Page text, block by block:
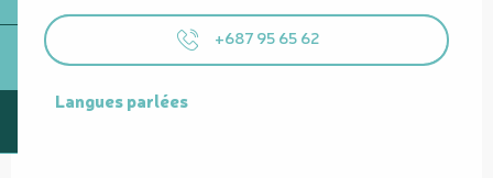
+687 95 65 62
Langues parlées
Langues parlées